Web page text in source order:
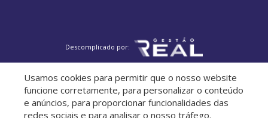
Descomplicado por:
Usamos cookies para permitir que o nosso website
funcione corretamente, para personalizar o conteúdo
e anúncios, para proporcionar funcionalidades das
redes sociais e para analisar o nosso tráfego.